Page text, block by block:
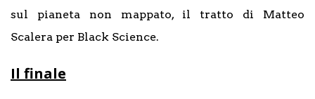
sul pianeta non mappato, il tratto di Matteo
Scalera per Black Science.
Il finale